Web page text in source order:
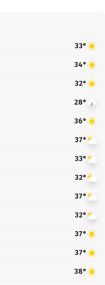
33°
34°
32°
28°
36°
37°
33°
32°
37°
32°
37°
37°
38°